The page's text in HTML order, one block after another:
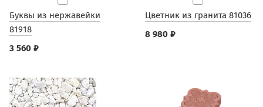
Буквы из нержавейки
81918
3 560 ₽
Цветник из гранита 81036
8 980 ₽